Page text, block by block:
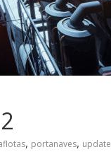
, portanaves, update
Noticias
Concludes
2026 Txus 0